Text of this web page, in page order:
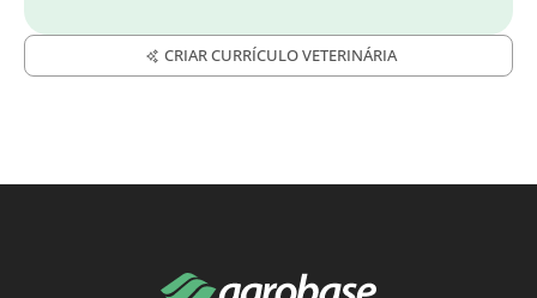
CRIAR CURRÍCULO VETERINÁRIA